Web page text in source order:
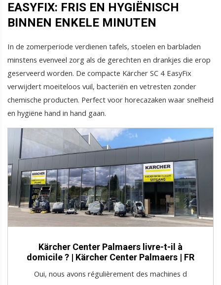
EASYFIX: FRIS EN HYGIËNISCH
BINNEN ENKELE MINUTEN
In de zomerperiode verdienen tafels, stoelen en barbladen
minstens evenveel zorg als de gerechten en drankjes die erop
geserveerd worden. De compacte Kärcher SC 4 EasyFix
verwijdert moeiteloos vuil, bacteriën en vetresten zonder
chemische producten. Perfect voor horecazaken waar snelheid
en hygiëne hand in hand gaan.
Kärcher Center Palmaers livre-t-il à
domicile ? | Kärcher Center Palmaers | FR
Oui, nous avons régulièrement des machines d